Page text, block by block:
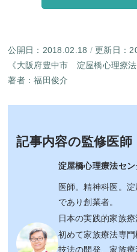
公開日：2018.02.18 /更新日：
《大阪府豊中市 淀屋橋心理療法
著者：福田俊介
記事内容の監修医師
淀屋橋心理療法セ
医師。精神科医。
であり創業者。
日本の実践的家族療
初めて家族療法専門
技法の開発、家族療